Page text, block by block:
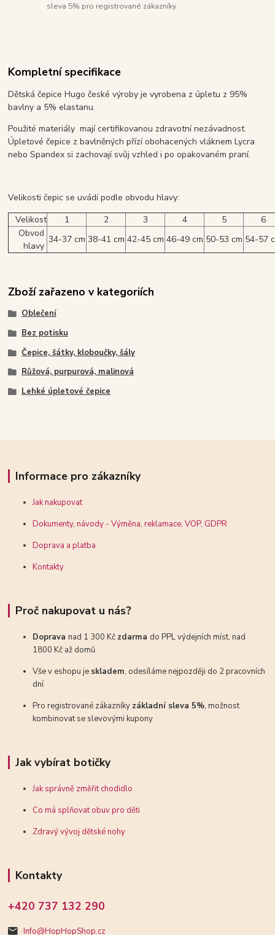
sleva 5% pro registrované zákazníky
Kompletní specifikace
Dětská čepice Hugo české výroby je vyrobena z úpletu z 95%
bavlny a 5% elastanu.
Použité materiály mají certifikovanou zdravotní nezávadnost.
Úpletové čepice z bavlněných přízí obohacených vláknem Lycra
nebo Spandex si zachovají svůj vzhled i po opakovaném praní.
Velikosti čepic se uvádí podle obvodu hlavy:
Velikost
1 2 3 4 5
6
Obvod
hlavy
34-37 cm 38-41 cm 42-45 cm 46-49 cm 50-53 cm 54-57
Zboží zařazeno v kategoriích
Oblečení
Bez potisku
Čepice, šátky, kloboučky, šály
Růžová, purpurová, malinová
Lehké úpletové čepice
Informace pro zákazníky
Jak nakupovat
Dokumenty, návody - Výměna, reklamace, VOP, GDPR
Doprava a platba
Kontakty
Proč nakupovat u nás?
Dopravanad 1 300 Kč zdarma do PPL výdejních míst, nad
1800 Kč až domů
Vše v eshopu je skladem, odesíláme nejpozději do 2 pracovních
dní
Pro registrované zákazníky základní sleva 5%, možnost
kombinovat se slevovými kupony
Jak vybírat botičky
Jak správně změřit chodidlo
Co má splňovat obuv pro děti
Zdravý vývoj dětské nohy
Kontakty
+420 737 132 290
Info@HopHopShop.cz